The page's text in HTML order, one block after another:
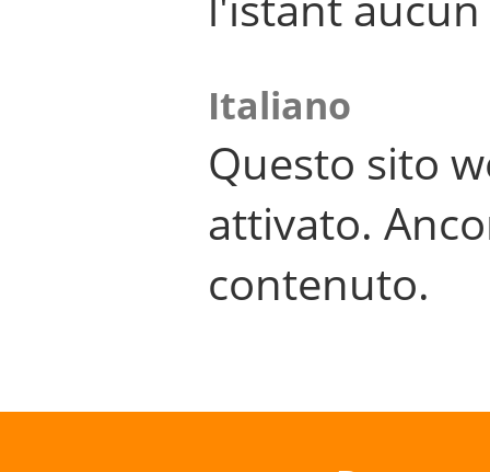
Italiano
Questo sito
attivato.
contenuto.